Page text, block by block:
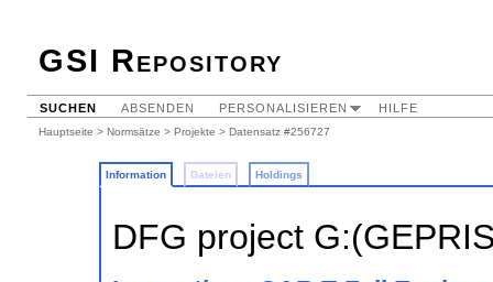
GSI Repository
SUCHEN ABSENDEN PERSONALISIEREN HILFE
Hauptseite > Normsätze > Projekte > Datensatz #256727
Information Dateien Holdings
DFG project